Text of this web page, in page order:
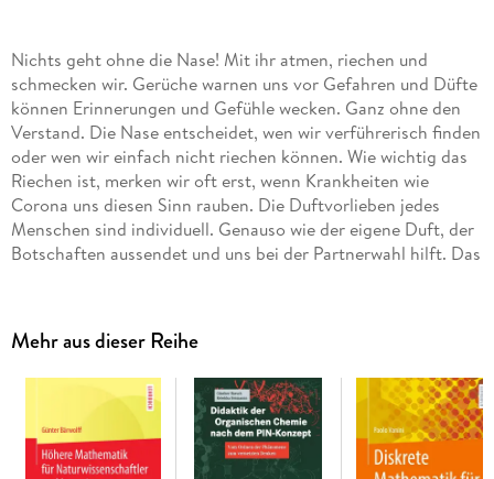
Nichts geht ohne die Nase! Mit ihr atmen, riechen und
schmecken wir. Gerüche warnen uns vor Gefahren und Düfte
können Erinnerungen und Gefühle wecken. Ganz ohne den
Verstand. Die Nase entscheidet, wen wir verführerisch finden
oder wen wir einfach nicht riechen können. Wie wichtig das
Riechen ist, merken wir oft erst, wenn Krankheiten wie
Corona uns diesen Sinn rauben. Die Duftvorlieben jedes
Menschen sind individuell. Genauso wie der eigene Duft, der
Botschaften aussendet und uns bei der Partnerwahl hilft. Das
verändern und Haarwachstum und Verdauung verbessern. Sie
beeinflussen auch das Gehirn: Wir werden ruhiger oder
aktiver. Neueste wissenschaftliche Forschungen haben
gezeigt: Sogar Tumorzellen reagieren auf Duftstoffe und
reduzieren ihr Wachstum. Umgekehrt geben Tumorzellen
selbst Gerüche ab. Trainierte Hunde können sie erkennen.
Mehr aus dieser Reihe